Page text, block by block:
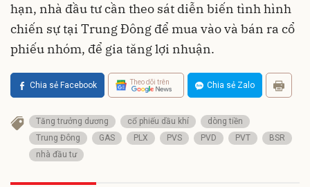
hạn, nhà đầu tư cần theo sát diễn biến tình hình
chiến sự tại Trung Đông để mua vào và bán ra cổ
phiếu nhóm, để gia tăng lợi nhuận.
Chia sẻ Facebook Theo dõi trên Chia sẻ Zalo
Tăng trưởng dương cổ phiếu dầu khí
dòng tiền
Trung Đông
GAS PLX PVS PVD PVT
BSR
nhà đầu tư